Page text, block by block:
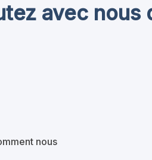
avec nous
nous